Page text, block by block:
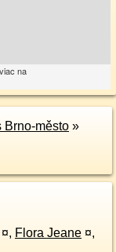
na
Brno-město »
¤, Flora Jeane ¤,